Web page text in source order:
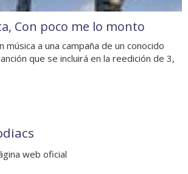
Con poco me lo monto
música a una campaña de un conocido
que se incluirá en la reedición de 3,
web oficial